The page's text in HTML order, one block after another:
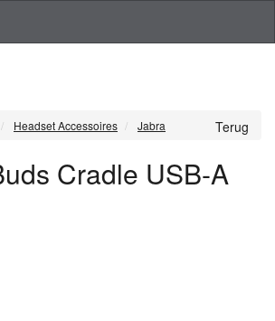
Terug
Headset Accessoires Jabra
Cradle USB-A